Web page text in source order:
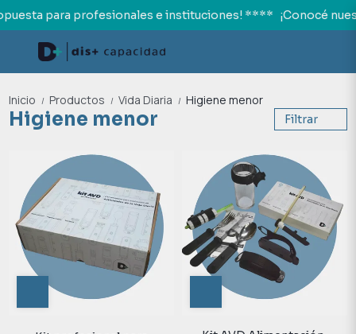
para profesionales e instituciones! **** ¡Conocé
Inicio / Productos / Vida Diaria / Higiene menor
Higiene menor Filtrar